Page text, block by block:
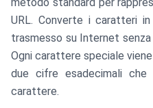
URL. Converte i caratteri
trasmesso su Internet
Ogni carattere speciale
due cifre esadecimali
carattere.